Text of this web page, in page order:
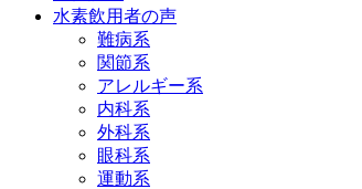
水素飲用者の声
難病系
関節系
アレルギー系
内科系
外科系
眼科系
運動系